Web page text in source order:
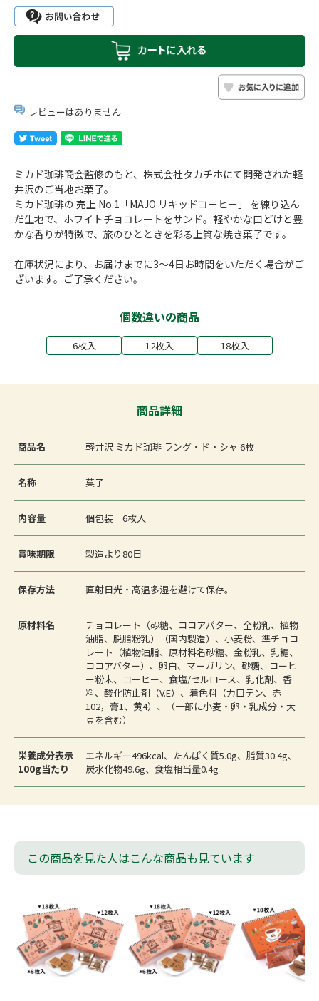
レビューはありません
ミカド珈琲商会監修のもと、株式会社タカチホにて開発された軽
井沢のご当地お菓子。
ミカド珈琲の 売上 No.1「MAJO リキッドコーヒー」 を練り込ん
だ生地で、ホワイトチョコレートをサンド。軽やかな口どけと豊
かな香りが特徴で、旅のひとときを彩る上質な焼き菓子です。
在庫状況により、お届けまでに3～4日お時間をいただく場合がご
ざいます。ご了承ください。
個数違いの商品
6枚入 12枚入 18枚入
商品詳細
商品名 軽井沢 ミカド珈琲 ラング・ド・シャ 6枚
名称 菓子
内容量 個包装 6枚入
賞味期限 製造より80日
保存方法 直射日光・高温多湿を避けて保存。
原材料名
チョコレート（砂糖、ココアパター、全粉乳、植物
油脂、脱脂粉乳）（国内製造）、小麦粉、準チョコ
レート（植物油脂、原材料名砂糖、金粉乳、乳糖、
ココアバター）、卵白、マーガリン、砂糖、コーヒ
ー粉末、コーヒー、食塩/セルロース、乳化剤、香
料、酸化防止剤（V.E）、着色料（力口テン、赤
102，膏1、黄4）、（一部に小麦・卵・乳成分・大
豆を含む）
栄養成分表示
100g当たり
エネルギー496kcal、たんぱく質5.0g、脂質30.4g、
炭水化物49.6g、食塩相当量0.4g
この商品を見た人はこんな商品も見ています